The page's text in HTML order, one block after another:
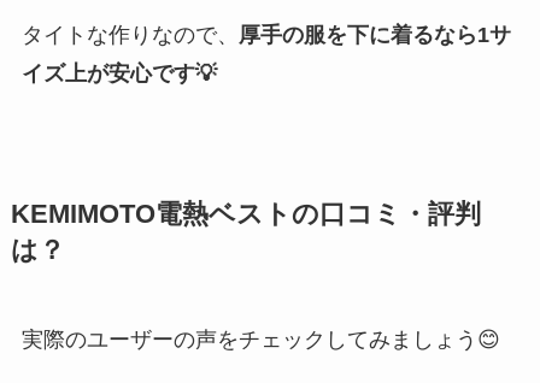
タイトな作りなので、 厚手の服を下に着るなら1サ
イズ上が安心です💡
KEMIMOTO電熱ベストの口コミ・評判
は？
実際のユーザーの声をチェックしてみましょう😊